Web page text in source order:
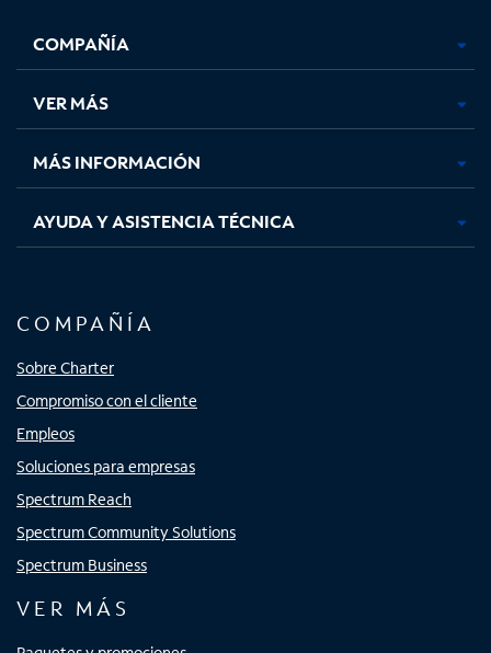
abre
en
pestaña
nueva
abre
en
pestaña
nueva
abre
en
pestaña
nueva
en
nueva
COMPAÑÍA
VER MÁS
MÁS INFORMACIÓN
AYUDA Y ASISTENCIA TÉCNICA
COMPAÑÍA
Sobre Charter
Compromiso con el cliente
Empleos
Soluciones para empresas
Spectrum Reach
Spectrum Community Solutions
Spectrum Business
VER MÁS